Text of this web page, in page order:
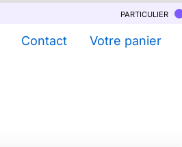
particulier
Contact Votre panier